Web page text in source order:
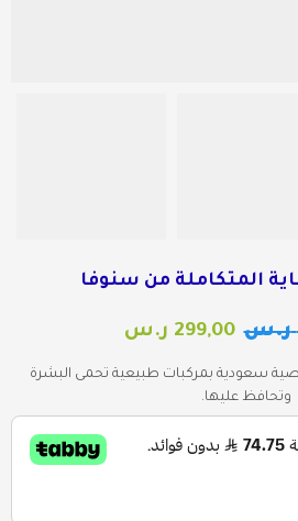
المتكاملة من سنوفا
ر.س 299,00 ر.س
سعودية بمركبات طبيعية تحمى البشرة
وتحافظ عليها.